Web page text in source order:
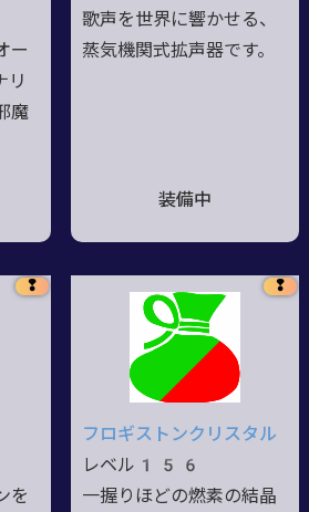
ー
リ
魔
歌声を世界に響かせる、
蒸気機関式拡声器です。
装備中
❢
を
❢
フロギストンクリスタル
レベル156
一握りほどの燃素の結晶